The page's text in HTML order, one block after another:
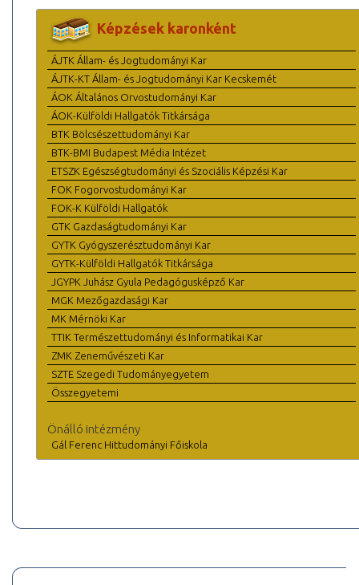
Képzések karonként
ÁJTK Állam- és Jogtudományi Kar
ÁJTK-KT Állam- és Jogtudományi Kar Kecskemét
ÁOK Általános Orvostudományi Kar
ÁOK-Külföldi Hallgatók Titkársága
BTK Bölcsészettudományi Kar
BTK-BMI Budapest Média Intézet
ETSZK Egészségtudományi és Szociális Képzési Kar
FOK Fogorvostudományi Kar
FOK-K Külföldi Hallgatók
GTK Gazdaságtudományi Kar
GYTK Gyógyszerésztudományi Kar
GYTK-Külföldi Hallgatók Titkársága
JGYPK Juhász Gyula Pedagógusképző Kar
MGK Mezőgazdasági Kar
MK Mérnöki Kar
TTIK Természettudományi és Informatikai Kar
ZMK Zeneművészeti Kar
SZTE Szegedi Tudományegyetem
Összegyetemi
Önálló intézmény
Gál Ferenc Hittudományi Főiskola